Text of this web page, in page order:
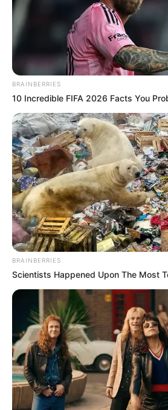
BRAINBERRIES
10 Incredible FIFA 2026 Facts You
BRAINBERRIES
Scientists Happened Upon The Most